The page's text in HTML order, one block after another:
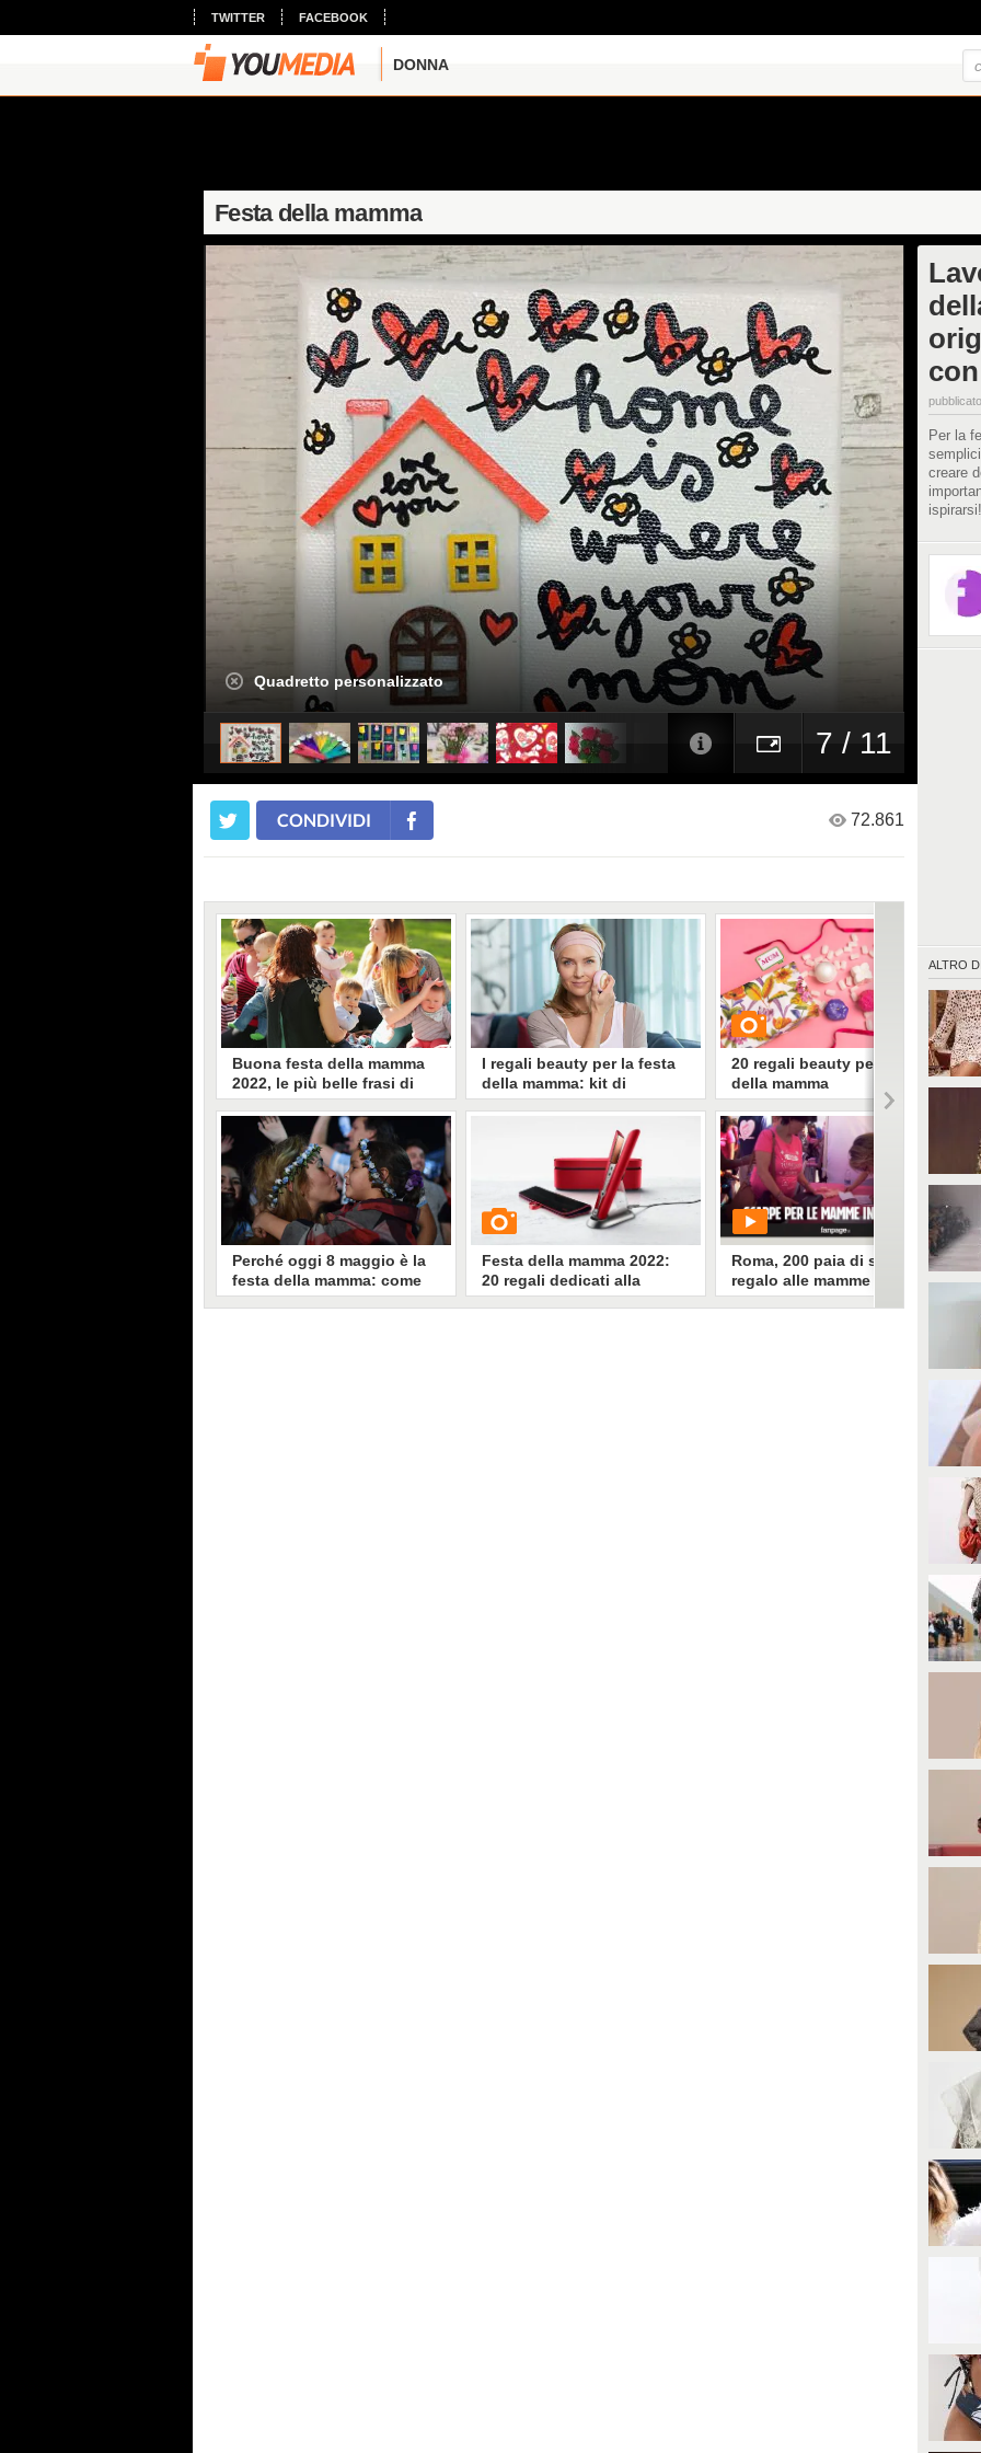
TWITTER FACEBOOK
DONNA
Festa della mamma
Quadretto personalizzato
7 / 11
Per la
creare
ispirarsi!
ALTRO DI
CONDIVIDI 72.861
Buona festa della mamma
2022, le più belle frasi di
auguri da dedicarle oggi
L'8 maggio 2022 si celebra in
Italia la Festa della Mamma: qui
una raccolta di 15 frasi, citazioni o
aforismi da inviare come auguri
alle vostre mamme.
Perché oggi 8 maggio è la
festa della mamma: come
nasce e quando si
I regali beauty per la festa
della mamma: kit di
bellezza, creme viso e make
Sei ancora in dubbio su cosa
regalare alla festa della mamma?
Stupiscila con un pensiero
dedicato alla bellezza: creme viso,
cofanetti skincare, make up e tanto
altro.
Festa della mamma 2022:
20 regali dedicati alla
bellezza
20 regali beauty per la festa
della mamma
GUARDA
2176• diStile e trend
Roma, 200 paia di scarpe in
regalo alle mamme in
difficoltà